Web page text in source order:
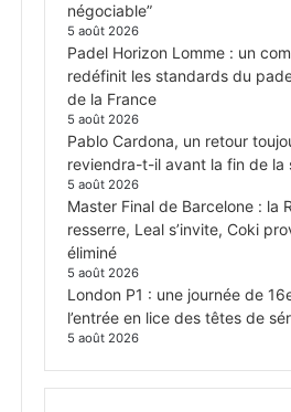
négociable”
5 août 2026
Padel Horizon Lomme : un
redéfinit les standards du
de la France
5 août 2026
Pablo Cardona, un retour
reviendra-t-il avant la fin de la
5 août 2026
Master Final de Barcelone : la
resserre, Leal s’invite, Coki
éliminé
5 août 2026
London P1 : une journée de
l’entrée en lice des têtes de
5 août 2026